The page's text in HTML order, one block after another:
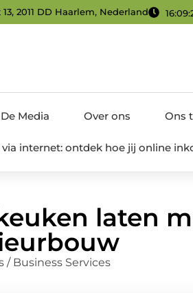
2011 DD Haarlem, Nederland
Media Over ons Ons
via internet: ontdek hoe jij online
laten
/ Business Services